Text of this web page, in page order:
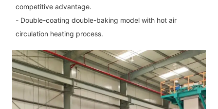
competitive advantage.
- Double-coating double-baking model with hot air
circulation heating process.